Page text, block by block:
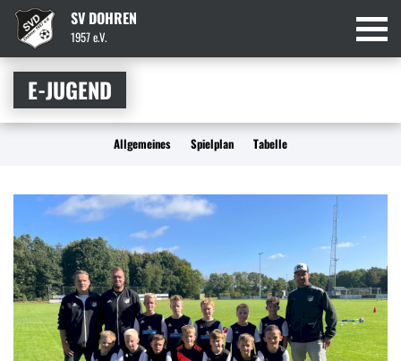
SV DOHREN
1957 e.V.
E-JUGEND
Allgemeines Spielplan Tabelle